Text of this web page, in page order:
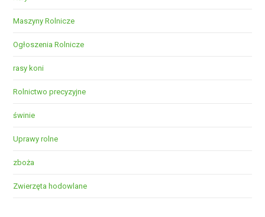
Maszyny Rolnicze
Ogłoszenia Rolnicze
rasy koni
Rolnictwo precyzyjne
świnie
Uprawy rolne
zboża
Zwierzęta hodowlane